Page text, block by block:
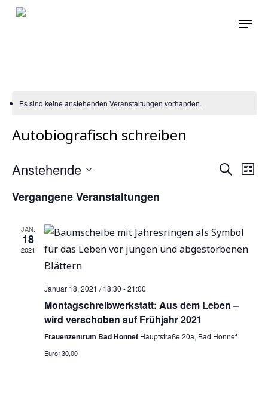
Skip
Menu
Es sind keine anstehenden Veranstaltungen vorhanden.
Autobiografisch schreiben
SucheListe
Anstehende
wählen.
Vergangene Veranstaltungen
JAN.
18
2021
Januar 18, 2021 / 18:30 -21:00
Montagschreibwerkstatt: Aus dem Leben –
wird verschoben auf Frühjahr 2021
Frauenzentrum Bad Honnef Hauptstraße 20a, Bad Honnef
Euro130,00